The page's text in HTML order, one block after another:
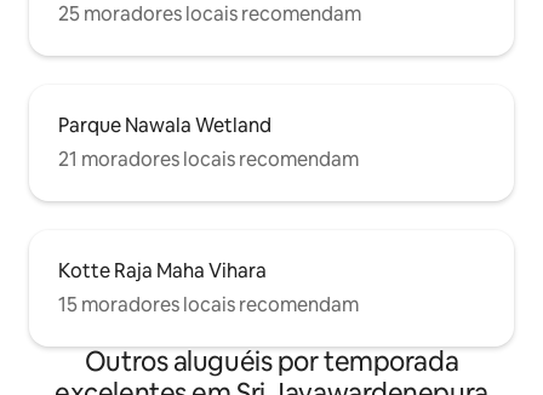
25 moradores locais recomendam
Parque Nawala Wetland
21 moradores locais recomendam
Kotte Raja Maha Vihara
15 moradores locais recomendam
Outros aluguéis por temporada